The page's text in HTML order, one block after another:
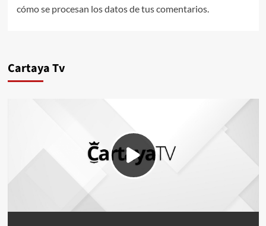
cómo se procesan los datos de tus comentarios.
Cartaya Tv